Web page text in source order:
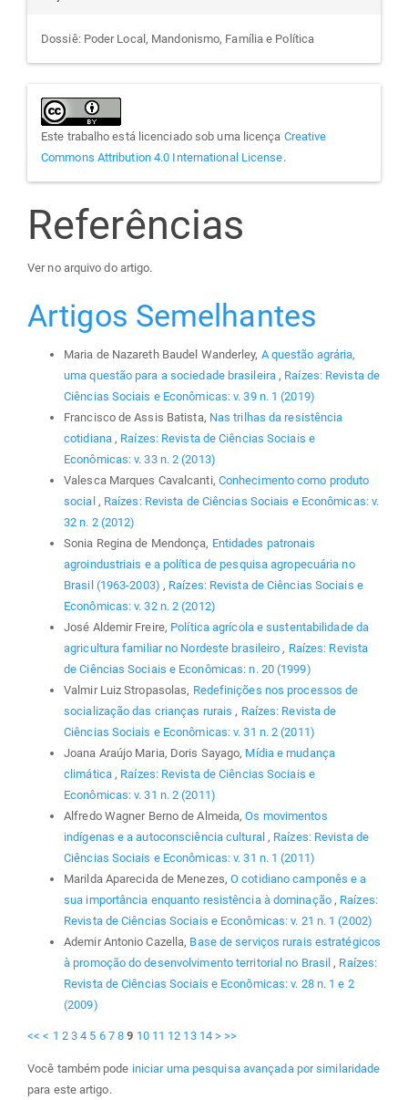
Dossiê: Poder Local, Mandonismo, Família e Política
Este trabalho está licenciado sob uma licença Creative
Commons Attribution 4.0 International License.
Referências
Ver no arquivo do artigo.
Artigos Semelhantes
Maria de Nazareth Baudel Wanderley, A questão agrária,
uma questão para a sociedade brasileira , Raízes: Revista de
Ciências Sociais e Econômicas: v. 39 n. 1 (2019)
Francisco de Assis Batista, Nas trilhas da resistência
cotidiana , Raízes: Revista de Ciências Sociais e
Econômicas: v. 33 n. 2 (2013)
Valesca Marques Cavalcanti, Conhecimento como produto
social , Raízes: Revista de Ciências Sociais e Econômicas: v.
32 n. 2 (2012)
Sonia Regina de Mendonça, Entidades patronais
agroindustriais e a política de pesquisa agropecuária no
Brasil (1963-2003) , Raízes: Revista de Ciências Sociais e
Econômicas: v. 32 n. 2 (2012)
José Aldemir Freire, Política agrícola e sustentabilidade da
agricultura familiar no Nordeste brasileiro , Raízes: Revista
de Ciências Sociais e Econômicas: n. 20 (1999)
Valmir Luiz Stropasolas, Redefinições nos processos de
socialização das crianças rurais , Raízes: Revista de
Ciências Sociais e Econômicas: v. 31 n. 2 (2011)
Joana Araújo Maria, Doris Sayago, Mídia e mudança
climática , Raízes: Revista de Ciências Sociais e
Econômicas: v. 31 n. 2 (2011)
Alfredo Wagner Berno de Almeida,Os movimentos
indígenas e a autoconsciência cultural , Raízes: Revista de
Ciências Sociais e Econômicas: v. 31 n. 1 (2011)
Marilda Aparecida de Menezes,O cotidiano camponês e a
sua importância enquanto resistência à dominação , Raízes:
Revista de Ciências Sociais e Econômicas: v. 21 n. 1 (2002)
Ademir Antonio Cazella, Base de serviços rurais estratégicos
à promoção do desenvolvimento territorial no Brasil , Raízes:
Revista de Ciências Sociais e Econômicas: v. 28 n. 1 e 2
(2009)
<< < 1 2 3 4 5 6 7 8 9 10 11 12 13 14 > >>
Você também pode iniciar uma pesquisa avançada por similaridade
para este artigo.